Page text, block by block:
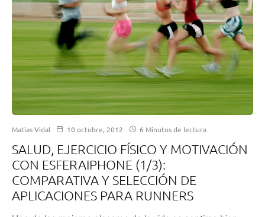
Matías Vidal 10 octubre, 2012 6 Minutos de lectura
SALUD, EJERCICIO FÍSICO Y MOTIVACIÓN
CON ESFERAIPHONE (1/3):
COMPARATIVA Y SELECCIÓN DE
APLICACIONES PARA RUNNERS